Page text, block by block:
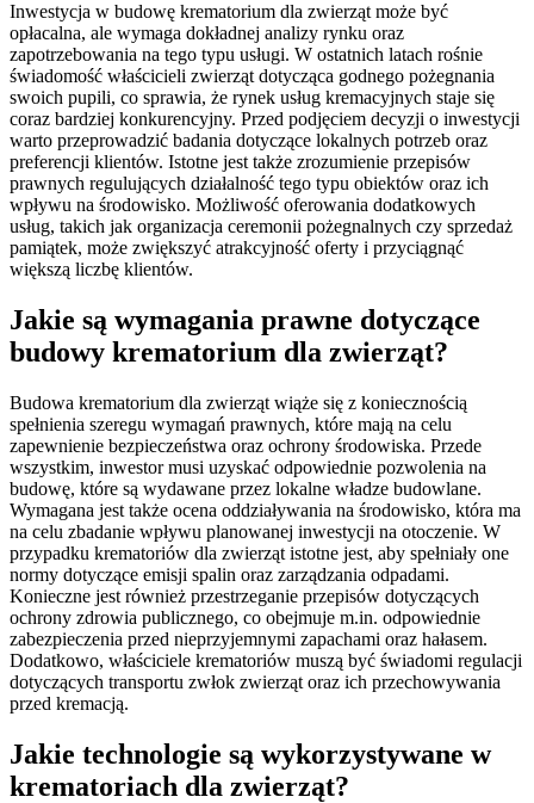
Inwestycja w budowę krematorium dla zwierząt może być
opłacalna, ale wymaga dokładnej analizy rynku oraz
zapotrzebowania na tego typu usługi. W ostatnich latach rośnie
świadomość właścicieli zwierząt dotycząca godnego pożegnania
swoich pupili, co sprawia, że rynek usług kremacyjnych staje się
coraz bardziej konkurencyjny. Przed podjęciem decyzji o inwestycji
warto przeprowadzić badania dotyczące lokalnych potrzeb oraz
preferencji klientów. Istotne jest także zrozumienie przepisów
prawnych regulujących działalność tego typu obiektów oraz ich
wpływu na środowisko. Możliwość oferowania dodatkowych
usług, takich jak organizacja ceremonii pożegnalnych czy sprzedaż
pamiątek, może zwiększyć atrakcyjność oferty i przyciągnąć
większą liczbę klientów.
Jakie są wymagania prawne dotyczące
budowy krematorium dla zwierząt?
Budowa krematorium dla zwierząt wiąże się z koniecznością
spełnienia szeregu wymagań prawnych, które mają na celu
zapewnienie bezpieczeństwa oraz ochrony środowiska. Przede
wszystkim, inwestor musi uzyskać odpowiednie pozwolenia na
budowę, które są wydawane przez lokalne władze budowlane.
Wymagana jest także ocena oddziaływania na środowisko, która ma
na celu zbadanie wpływu planowanej inwestycji na otoczenie. W
przypadku krematoriów dla zwierząt istotne jest, aby spełniały one
normy dotyczące emisji spalin oraz zarządzania odpadami.
Konieczne jest również przestrzeganie przepisów dotyczących
ochrony zdrowia publicznego, co obejmuje m.in. odpowiednie
zabezpieczenia przed nieprzyjemnymi zapachami oraz hałasem.
Dodatkowo, właściciele krematoriów muszą być świadomi regulacji
dotyczących transportu zwłok zwierząt oraz ich przechowywania
przed kremacją.
Jakie technologie są wykorzystywane w
krematoriach dla zwierząt?